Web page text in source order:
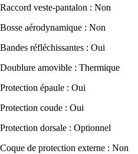
Raccord veste-pantalon : Non
Bosse aérodynamique : Non
Bandes réfléchissantes : Oui
Doublure amovible : Thermique
Protection épaule : Oui
Protection coude : Oui
Protection dorsale : Optionnel
Coque de protection externe : Non